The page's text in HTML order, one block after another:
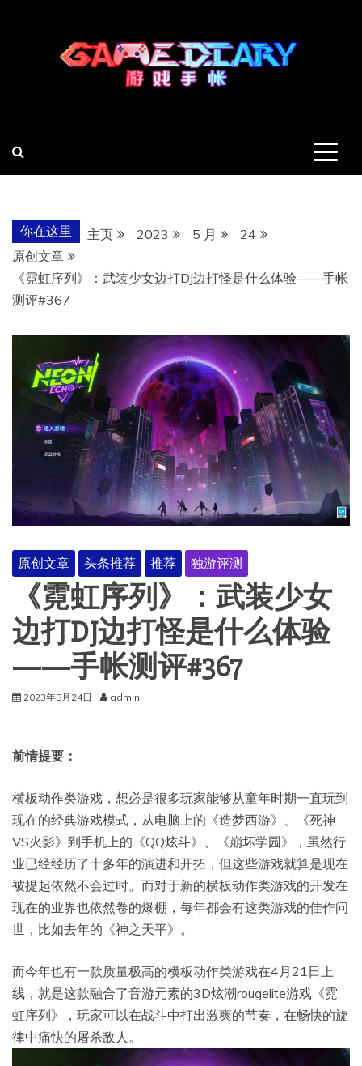
你在这里 主页 2023 5 月
24
原创文章
《霓虹序列》：武装少女边打DJ边打怪是什么体验——手帐
测评#367
原创文章 头条推荐 推荐 独游评测
《霓虹序列》：武装少女
边打DJ边打怪是什么体验
——手帐测评#367
2023年5月24日 admin
前情提要：
横板动作类游戏，想必是很多玩家能够从童年时期一直玩到
现在的经典游戏模式，从电脑上的《造梦西游》、《死神
VS火影》到手机上的《QQ炫斗》、《崩坏学园》，虽然行
业已经经历了十多年的演进和开拓，但这些游戏就算是现在
被提起依然不会过时。而对于新的横板动作类游戏的开发在
现在的业界也依然卷的爆棚，每年都会有这类游戏的佳作问
世，比如去年的《神之天平》。
而今年也有一款质量极高的横板动作类游戏在4月21日上
线，就是这款融合了音游元素的3D炫潮rougelite游戏《霓
虹序列》，玩家可以在战斗中打出激爽的节奏，在畅快的旋
律中痛快的屠杀敌人。